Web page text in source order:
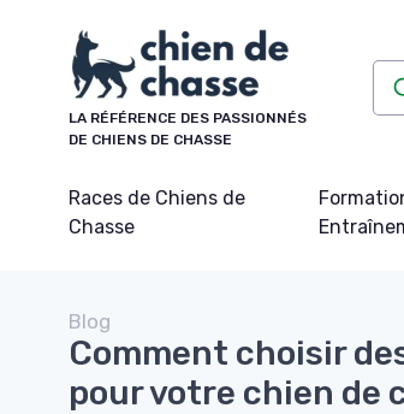
LA RÉFÉRENCE DES PASSIONNÉS
DE CHIENS DE CHASSE
Races de Chiens de
Chasse
Blog
Comment choisir
pour votre chien de